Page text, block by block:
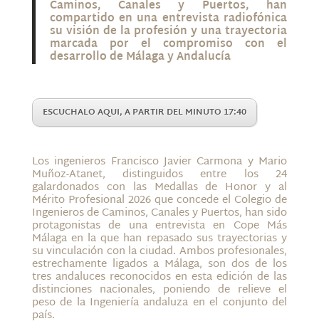
Caminos, Canales y Puertos, han
compartido en una entrevista radiofónica
su visión de la profesión y una trayectoria
marcada por el compromiso con el
desarrollo de Málaga y Andalucía
ESCUCHALO AQUI, A PARTIR DEL MINUTO 17:40
Los ingenieros Francisco Javier Carmona y Mario
Muñoz-Atanet, distinguidos entre los 24
galardonados con las Medallas de Honor y al
Mérito Profesional 2026 que concede el Colegio de
Ingenieros de Caminos, Canales y Puertos, han sido
protagonistas de una entrevista en Cope Más
Málaga en la que han repasado sus trayectorias y
su vinculación con la ciudad. Ambos profesionales,
estrechamente ligados a Málaga, son dos de los
tres andaluces reconocidos en esta edición de las
distinciones nacionales, poniendo de relieve el
peso de la Ingeniería andaluza en el conjunto del
país.